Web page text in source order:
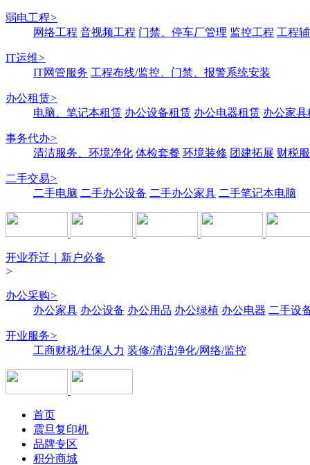
弱电工程>
网络工程 音视频工程 门禁、停车厂管理 监控工程 工程
IT运维>
IT网管服务 工程布线/监控、门禁、报警系统安装
办公租赁>
电脑、笔记本租赁 办公设备租赁 办公电器租赁 办公家具
事务代办>
清洁服务、环境净化 体检套餐 环境装修 团建拓展 财税
二手交易>
二手电脑 二手办公设备 二手办公家具 二手笔记本电脑
开业乔迁｜新户必备
>
办公采购>
办公家具 办公设备 办公用品 办公绿植 办公电器 二手设
开业服务>
工商财税/社保人力 装修/清洁净化/网络/监控
首页
震旦复印机
品牌专区
积分商城